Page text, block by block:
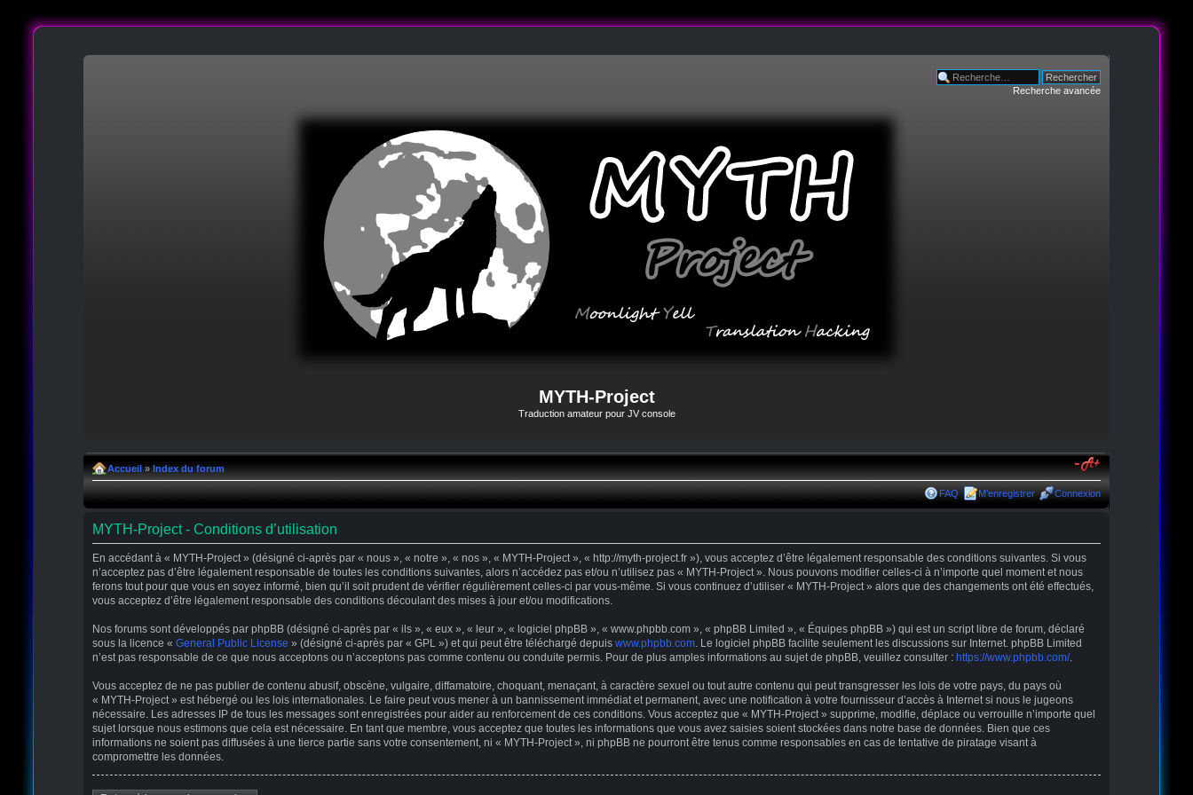
Recherche avancée
MYTH-Project
Traduction amateur pour JV console
Accueil» Index du forum
FAQ M’enregistrer Connexion
MYTH-Project - Conditions d’utilisation
En accédant à « MYTH-Project » (désigné ci-après par « nous », « notre », « nos », « MYTH-Project », « http://myth-project.fr »), vous acceptez d’être légalement responsable des conditions suivantes. Si vous
n’acceptez pas d’être légalement responsable de toutes les conditions suivantes, alors n’accédez pas et/ou n’utilisez pas « MYTH-Project ». Nous pouvons modifier celles-ci à n’importe quel moment et nous
ferons tout pour que vous en soyez informé, bien qu’il soit prudent de vérifier régulièrement celles-ci par vous-même. Si vous continuez d’utiliser « MYTH-Project » alors que des changements ont été effectués,
vous acceptez d’être légalement responsable des conditions découlant des mises à jour et/ou modifications.
Nos forums sont développés par phpBB (désigné ci-après par « ils », « eux », « leur », « logiciel phpBB », « www.phpbb.com », « phpBB Limited », « Équipes phpBB ») qui est un script libre de forum, déclaré
sous la licence « General Public License » (désigné ci-après par « GPL ») et qui peut être téléchargé depuis www.phpbb.com. Le logiciel phpBB facilite seulement les discussions sur Internet. phpBB Limited
n’est pas responsable de ce que nous acceptons ou n’acceptons pas comme contenu ou conduite permis. Pour de plus amples informations au sujet de phpBB, veuillez consulter : https://www.phpbb.com/.
Vous acceptez de ne pas publier de contenu abusif, obscène, vulgaire, diffamatoire, choquant, menaçant, à caractère sexuel ou tout autre contenu qui peut transgresser les lois de votre pays, du pays où
« MYTH-Project » est hébergé ou les lois internationales. Le faire peut vous mener à un bannissement immédiat et permanent, avec une notification à votre fournisseur d’accès à Internet si nous le jugeons
nécessaire. Les adresses IP de tous les messages sont enregistrées pour aider au renforcement de ces conditions. Vous acceptez que « MYTH-Project » supprime, modifie, déplace ou verrouille n’importe quel
sujet lorsque nous estimons que cela est nécessaire. En tant que membre, vous acceptez que toutes les informations que vous avez saisies soient stockées dans notre base de données. Bien que ces
informations ne soient pas diffusées à une tierce partie sans votre consentement, ni « MYTH-Project », ni phpBB ne pourront être tenus comme responsables en cas de tentative de piratage visant à
compromettre les données.